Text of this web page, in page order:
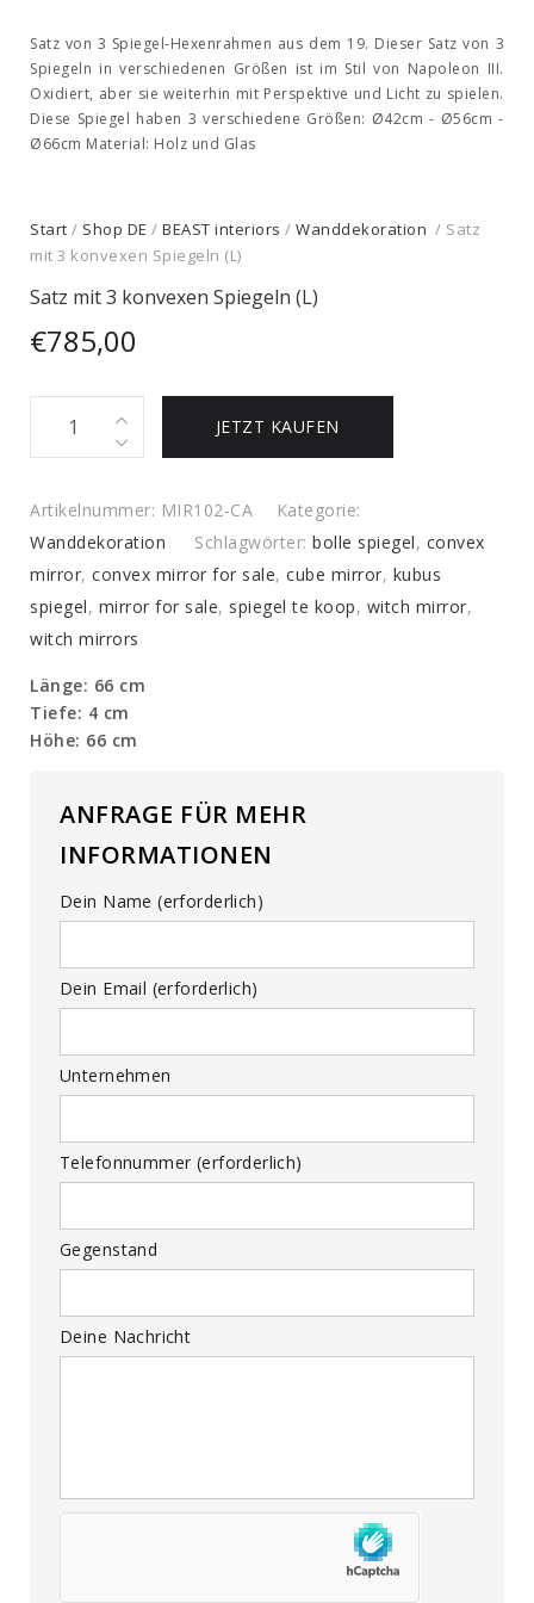
Satz von 3 Spiegel-Hexenrahmen aus dem 19. Dieser Satz von 3
Spiegeln in verschiedenen Größen ist im Stil von Napoleon III.
Oxidiert, aber sie weiterhin mit Perspektive und Licht zu spielen.
Diese Spiegel haben 3 verschiedene Größen: Ø42cm - Ø56cm -
Ø66cm Material: Holz und Glas
Start / Shop DE / BEAST interiors / Wanddekoration / Satz
mit 3 konvexen Spiegeln (L)
Satz mit 3 konvexen Spiegeln (L)
€785,00
konvexen
Spiegeln
(L)
quantity
JETZT KAUFEN
Artikelnummer: MIR102-CA
Kategorie:
Wanddekoration
Schlagwörter: bolle spiegel, convex
mirror, convex mirror for sale, cube mirror, kubus
spiegel, mirror for sale, spiegel te koop, witch mirror,
witch mirrors
Länge: 66 cm
Tiefe: 4 cm
Höhe: 66 cm
ANFRAGE FÜR MEHR
INFORMATIONEN
Dein Name (erforderlich)
Dein Email (erforderlich)
Unternehmen
Telefonnummer (erforderlich)
Gegenstand
Deine Nachricht